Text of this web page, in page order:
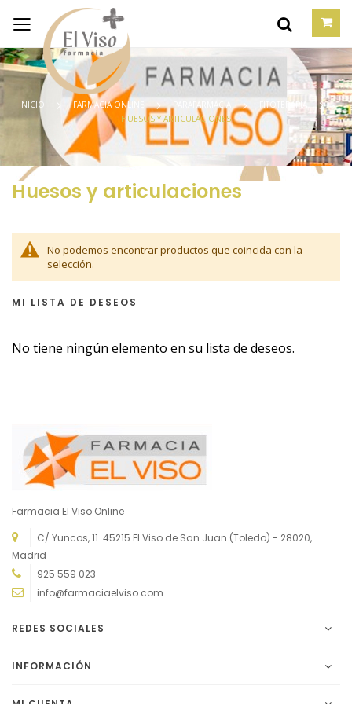
INICIO FARMACIA ONLINE PARAFARMACIA
FITOTERAPIA
HUESOS Y ARTICULACIONES
Huesos y articulaciones
No podemos encontrar productos que coincida con la
selección.
MI LISTA DE DESEOS
No tiene ningún elemento en su lista de deseos.
Farmacia El Viso Online
C/ Yuncos, 11. 45215 El Viso de San Juan (Toledo) - 28020,
Madrid
925 559 023
info@farmaciaelviso.com
REDES SOCIALES
INFORMACIÓN